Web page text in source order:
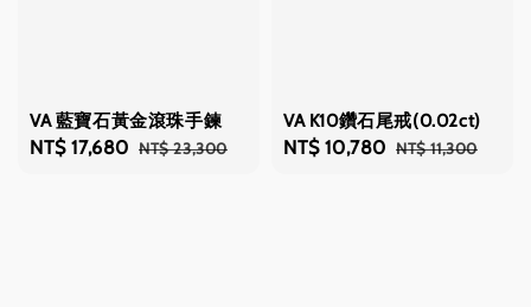
VA 藍寶石黃金滾珠手鍊
Sale
NT$ 17,680 Regular
NT$ 23,300
VA K10鑽石尾戒(0.02ct)
Sale
NT$ 10,780 Regular
NT$ 11,300